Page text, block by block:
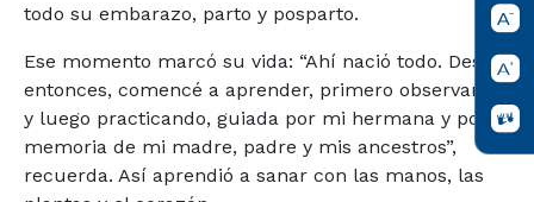
todo su embarazo, parto y posparto.
Ese momento marcó su vida: “Ahí nació todo. Desde
entonces, comencé a aprender, primero observando
y luego practicando, guiada por mi hermana y por la
memoria de mi madre, padre y mis ancestros”,
recuerda. Así aprendió a sanar con las manos, las